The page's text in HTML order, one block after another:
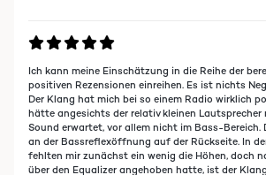
Ich kann meine Einschätzung in die Reihe der
positiven Rezensionen einreihen. Es ist nichts
Der Klang hat mich bei so einem Radio wirklich
hätte angesichts der relativ kleinen Lautsprecher
Sound erwartet, vor allem nicht im Bass-Bereich.
an der Bassreflexöffnung auf der Rückseite. In
fehlten mir zunächst ein wenig die Höhen, doch
über den Equalizer angehoben hatte, ist der